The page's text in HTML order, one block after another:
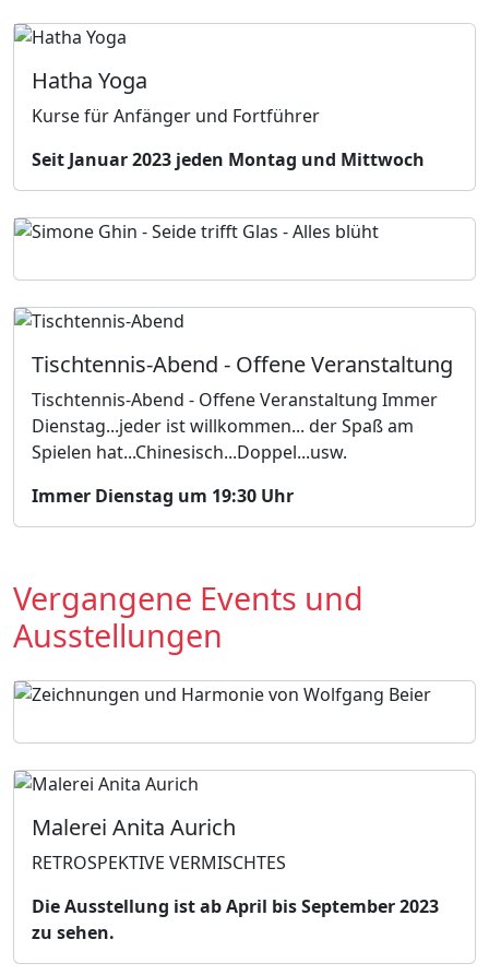
Hatha Yoga
Kurse für Anfänger und Fortführer
Seit Januar 2023 jeden Montag und Mittwoch
Tischtennis-Abend - Offene Veranstaltung
Tischtennis-Abend - Offene Veranstaltung Immer
Dienstag...jeder ist willkommen... der Spaß am
Spielen hat...Chinesisch...Doppel...usw.
Immer Dienstag um 19:30 Uhr
Vergangene Events und
Ausstellungen
Malerei Anita Aurich
RETROSPEKTIVE VERMISCHTES
Die Ausstellung ist ab April bis September 2023
zu sehen.